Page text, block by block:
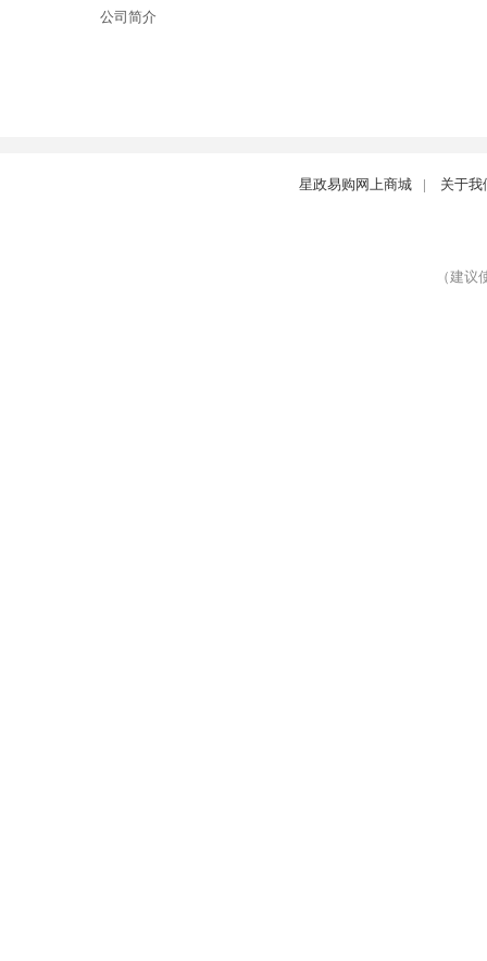
公司简介
星政易购网上商城 | 关于我
（建